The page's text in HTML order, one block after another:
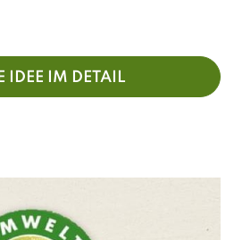
IDEE IM DETAIL